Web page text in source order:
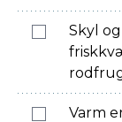
Skyl
Varm